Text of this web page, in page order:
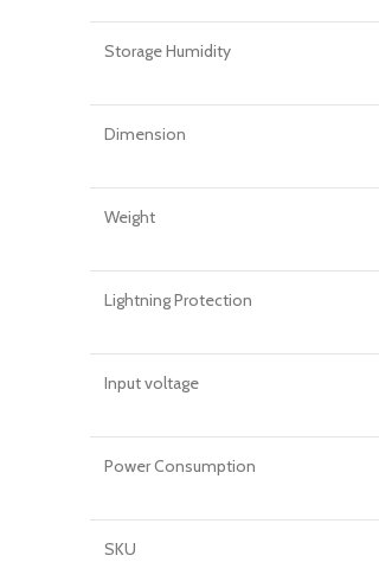
Storage Humidity
Dimension
Weight
Lightning Protection
Input voltage
Power Consumption
SKU